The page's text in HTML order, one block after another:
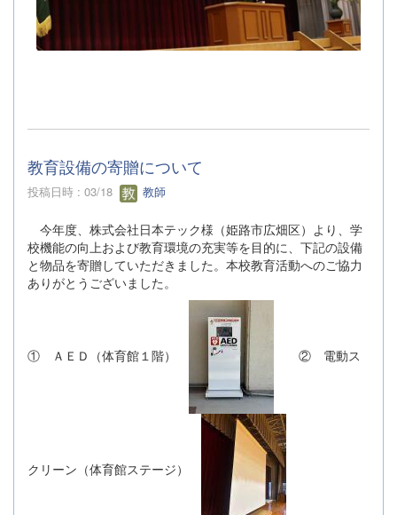
教育設備の寄贈について
投稿日時 : 03/18 教師
今年度、株式会社日本テック様（姫路市広畑区）より、学
校機能の向上および教育環境の充実等を目的に、下記の設備
と物品を寄贈していただきました。本校教育活動へのご協力
ありがとうございました。
① ＡＥＤ（体育館１階） ② 電動ス
クリーン（体育館ステージ）